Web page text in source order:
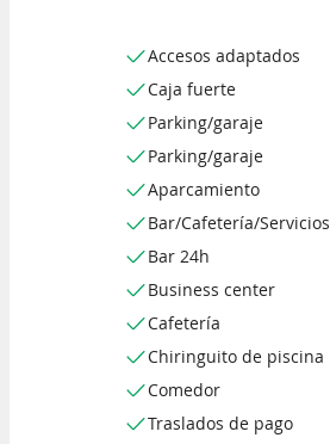
Accesos adaptados
Caja fuerte
Parking/garaje
Parking/garaje
Aparcamiento
Bar/Cafetería/Servicios
Bar 24h
Business center
Cafetería
Chiringuito de piscina
Comedor
Traslados de pago